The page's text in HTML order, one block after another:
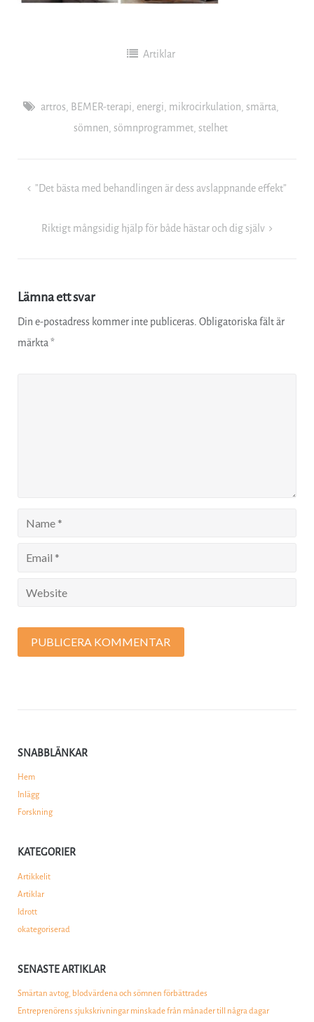
Artiklar
artros, BEMER-terapi, energi, mikrocirkulation, smärta,
sömnen, sömnprogrammet, stelhet
Inläggsnavigering
”Det bästa med behandlingen är dess avslappnande effekt”
Riktigt mångsidig hjälp för både hästar och dig själv
Lämna ett svar
Din e-postadress kommer inte publiceras. Obligatoriska fält är
märkta*
SNABBLÄNKAR
Hem
Inlägg
Forskning
KATEGORIER
Artikkelit
Artiklar
Idrott
okategoriserad
SENASTE ARTIKLAR
Smärtan avtog, blodvärdena och sömnen förbättrades
Entreprenörens sjukskrivningar minskade från månader till några dagar